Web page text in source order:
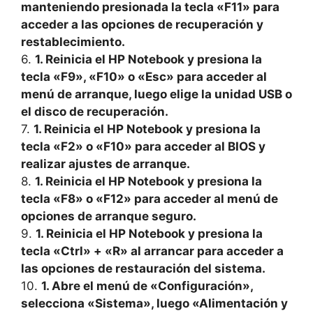
manteniendo presionada la tecla «F11» para
acceder a las opciones de recuperación y
restablecimiento.
6. 1. Reinicia el HP Notebook y presiona la
tecla «F9», «F10» o «Esc» para acceder al
menú de arranque, luego elige la unidad USB o
el disco de recuperación.
7. 1. Reinicia el HP Notebook y presiona la
tecla «F2» o «F10» para acceder al BIOS y
realizar ajustes de arranque.
8. 1. Reinicia el HP Notebook y presiona la
tecla «F8» o «F12» para acceder al menú de
opciones de arranque seguro.
9. 1. Reinicia el HP Notebook y presiona la
tecla «Ctrl» + «R» al arrancar para acceder a
las opciones de restauración del sistema.
10. 1. Abre el menú de «Configuración»,
selecciona «Sistema», luego «Alimentación y